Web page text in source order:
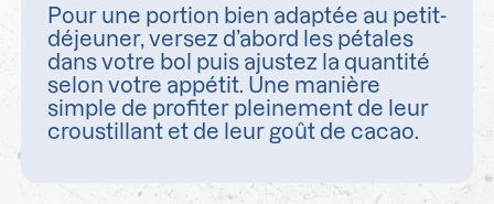
Pour une portion bien adaptée au petit-
déjeuner, versez d’abord les pétales
dans votre bol puis ajustez la quantité
selon votre appétit. Une manière
simple de profiter pleinement de leur
croustillant et de leur goût de cacao.